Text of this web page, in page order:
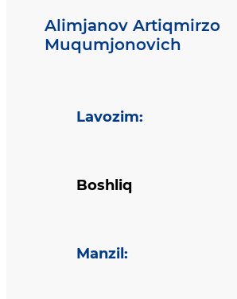
Alimjanov Artiqmirzo
Muqumjonovich
Lavozim:
Boshliq
Manzil :